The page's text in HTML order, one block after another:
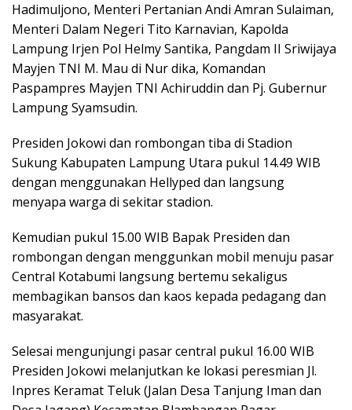
Hadimuljono, Menteri Pertanian Andi Amran Sulaiman,
Menteri Dalam Negeri Tito Karnavian, Kapolda
Lampung Irjen Pol Helmy Santika, Pangdam II Sriwijaya
Mayjen TNI M. Mau di Nur dika, Komandan
Paspampres Mayjen TNI Achiruddin dan Pj. Gubernur
Lampung Syamsudin.
Presiden Jokowi dan rombongan tiba di Stadion
Sukung Kabupaten Lampung Utara pukul 14.49 WIB
dengan menggunakan Hellyped dan langsung
menyapa warga di sekitar stadion.
Kemudian pukul 15.00 WIB Bapak Presiden dan
rombongan dengan menggunkan mobil menuju pasar
Central Kotabumi langsung bertemu sekaligus
membagikan bansos dan kaos kepada pedagang dan
masyarakat.
Selesai mengunjungi pasar central pukul 16.00 WIB
Presiden Jokowi melanjutkan ke lokasi peresmian Jl.
Inpres Keramat Teluk (Jalan Desa Tanjung Iman dan